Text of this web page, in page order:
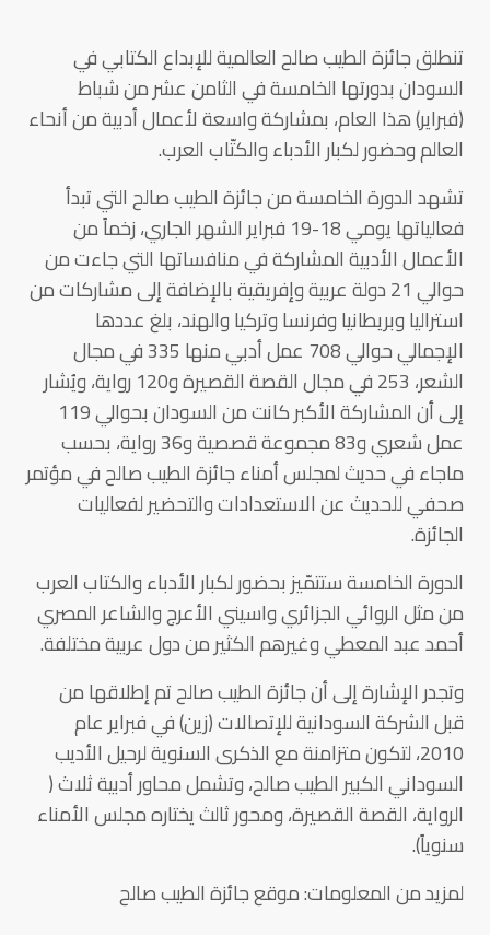
تنطلق جائزة الطيب صالح العالمية للإبداع الكتابي في
السودان بدورتها الخامسة في الثامن عشر من شباط
(فبراير) هذا العام، بمشاركة واسعة لأعمال أدبية من أنحاء
العالم وحضور لكبار الأدباء والكتّاب العرب.
تشهد الدورة الخامسة من جائزة الطيب صالح التي تبدأ
فعالياتها يومي 18-19 فبراير الشهر الجاري، زخماً من
الأعمال الأدبية المشاركة في منافساتها التي جاءت من
حوالي 21 دولة عربية وإفريقية بالإضافة إلى مشاركات من
استراليا وبريطانيا وفرنسا وتركيا والهند، بلغ عددها
الإجمالي حوالي 708 عمل أدبي منها 335 في مجال
الشعر، 253 في مجال القصة القصيرة و120 رواية، ويُشار
إلى أن المشاركة الأكبر كانت من السودان بحوالي 119
عمل شعري و83 مجموعة قصصية و36 رواية، بحسب
ماجاء في حديث لمجلس أمناء جائزة الطيب صالح في مؤتمر
صحفي للحديث عن الاستعدادات والتحضير لفعاليات
الجائزة.
الدورة الخامسة ستتمّيز بحضور لكبار الأدباء والكتاب العرب
من مثل الروائي الجزائري واسيني الأعرج والشاعر المصري
أحمد عبد المعطي وغيرهم الكثير من دول عربية مختلفة.
وتجدر الإشارة إلى أن جائزة الطيب صالح تم إطلاقها من
قبل الشركة السودانية للإتصالات (زين) في فبراير عام
2010، لتكون متزامنة مع الذكرى السنوية لرحيل الأديب
السوداني الكبير الطيب صالح، وتشمل محاور أدبية ثلاث (
الرواية، القصة القصيرة، ومحور ثالث يختاره مجلس الأمناء
سنوياً).
لمزيد من المعلومات: موقع جائزة الطيب صالح